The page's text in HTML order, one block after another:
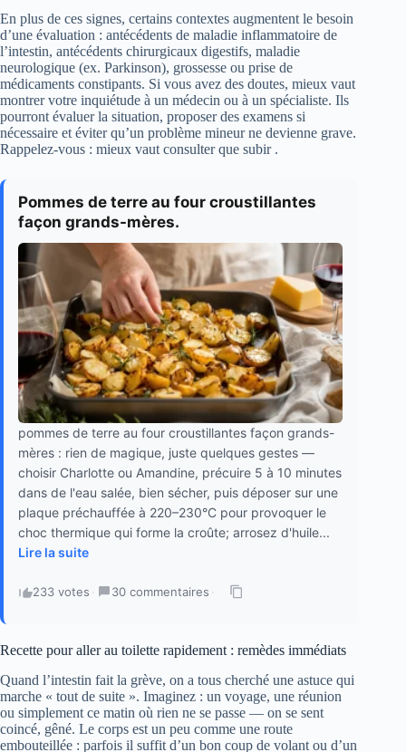
En plus de ces signes, certains contextes augmentent le besoin
d’une évaluation : antécédents de maladie inflammatoire de
l’intestin, antécédents chirurgicaux digestifs, maladie
neurologique (ex. Parkinson), grossesse ou prise de
médicaments constipants. Si vous avez des doutes, mieux vaut
montrer votre inquiétude à un médecin ou à un spécialiste. Ils
pourront évaluer la situation, proposer des examens si
nécessaire et éviter qu’un problème mineur ne devienne grave.
Rappelez-vous : mieux vaut consulter que subir .
Pommes de terre au four croustillantes
façon grands-mères.
pommes de terre au four croustillantes façon grands-
mères : rien de magique, juste quelques gestes —
choisir Charlotte ou Amandine, précuire 5 à 10 minutes
dans de l'eau salée, bien sécher, puis déposer sur une
plaque préchauffée à 220–230°C pour provoquer le
choc thermique qui forme la croûte; arrosez d'huile...
Lire la suite
233 votes · 30 commentaires ·
Recette pour aller au toilette rapidement : remèdes immédiats
Quand l’intestin fait la grève, on a tous cherché une astuce qui
marche « tout de suite ». Imaginez : un voyage, une réunion
ou simplement ce matin où rien ne se passe — on se sent
coincé, gêné. Le corps est un peu comme une route
embouteillée : parfois il suffit d’un bon coup de volant ou d’un